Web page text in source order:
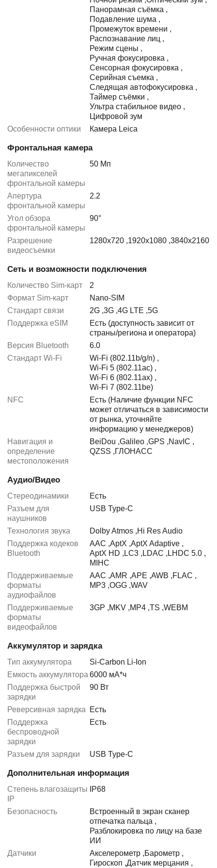
Панорамная съёмка ,
Подавление шума ,
Промежуток времени ,
Распознавание лиц ,
Режим сцены ,
Ручная фокусировка ,
Сенсорная фокусировка ,
Серийная съемка ,
Следящая автофокусировка ,
Таймер съёмки ,
Ультра стабильное видео ,
Цифровой зум
Особенности оптики
Камера Leica
Фронтальная камера
Количество
мегапикселей
фронтальной камеры
50 Мп
Апертура
фронтальной камеры
2.2
Угол обзора
фронтальной камеры
90°
Разрешение
видеосъемки
1280x720 ,1920x1080 ,3840x2160
Сеть и возможности подключения
Количество Sim-карт
2
Формат Sim-карт
Nano-SIM
Стандарт связи
2G ,3G ,4G LTE ,5G
Поддержка eSIM
Есть (доступность зависит от
страны/региона и оператора)
Версия Bluetooth
6.0
Стандарт Wi-Fi
Wi-Fi (802.11b/g/n) ,
Wi-Fi 5 (802.11ac) ,
Wi-Fi 6 (802.11ax) ,
Wi-Fi 7 (802.11be)
NFC
Есть (Наличие функции NFC
может отличаться в зависимости
от рынка, уточняйте
информацию у менеджеров)
Навигация и
определение
местоположения
BeiDou ,Galileo ,GPS ,NavIC ,
QZSS ,ГЛОНАСС
Аудио/Видео
Стереодинамики
Есть
Разъем для
наушников
USB Type-C
Технология звука Dolby Atmos ,Hi Res Audio
Поддержка кодеков
Bluetooth
AAC ,AptX ,AptX Adaptive ,
AptX HD , LC3 , LDAC , LHDC 5.0 ,
MIHC
Поддерживаемые
форматы
аудиофайлов
AAC ,AMR ,APE ,AWB ,FLAC ,
MP3 ,OGG ,WAV
Поддерживаемые
форматы
видеофайлов
3GP ,MKV ,MP4 ,TS ,WEBM
Аккумулятор и зарядка
Тип аккумулятора
Si-Carbon Li-Ion
Емкость аккумулятора 6000 мА*ч
Поддержка быстрой
зарядки
90 Вт
Реверсивная зарядка
Есть
Поддержка
беспроводной
зарядки
Есть
Разъем для зарядки USB Type-C
Дополнительная информация
Степень влагозащиты
IP
IP68
Безопасность
Встроенный в экран сканер
отпечатка пальца ,
Разблокировка по лицу на базе
ИИ
Датчики
Акселерометр ,Барометр ,
Гироскоп ,Датчик мерцания ,